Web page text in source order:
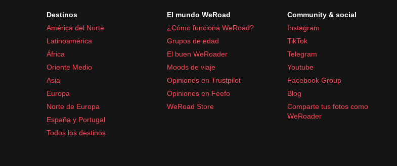
Destinos
América del Norte
Latinoamérica
África
Oriente Medio
Asia
Europa
Norte de Europa
España y Portugal
Todos los destinos
El mundo WeRoad
¿Cómo funciona WeRoad?
Grupos de edad
El buen WeRoader
Moods de viaje
Opiniones en Trustpilot
Opiniones en Feefo
WeRoad Store
Community & social
Instagram
TikTok
Telegram
Youtube
Facebook Group
Blog
Comparte tus fotos como
WeRoader